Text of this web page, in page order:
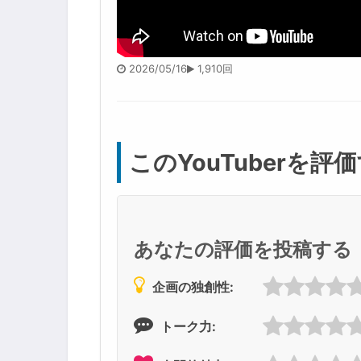
2026/05/16 1,910回
このYouTuberを評
あなたの評価を投稿する
企画の独創性:
トーク力: